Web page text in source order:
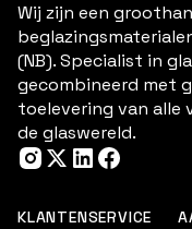
Wij zijn een
(NB). Specialist in
gecombineerd met
toelevering van alle
de glaswereld.
KLANTENSERVICE